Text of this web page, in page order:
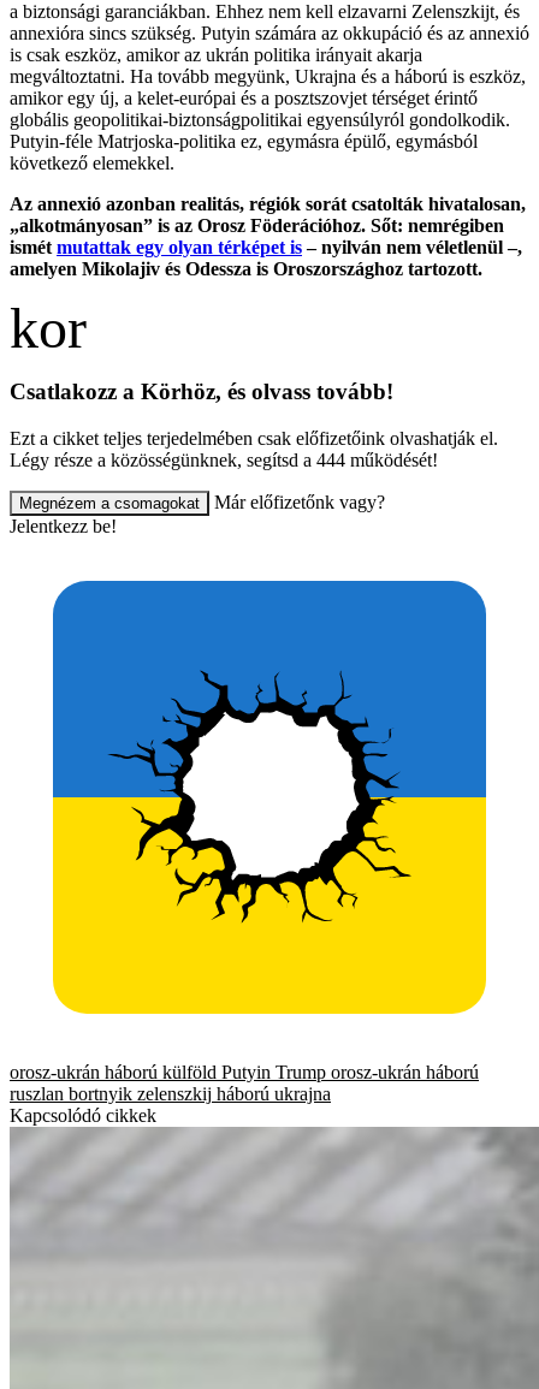
a biztonsági garanciákban. Ehhez nem kell elzavarni Zelenszkijt, és
annexióra sincs szükség. Putyin számára az okkupáció és az annexió
is csak eszköz, amikor az ukrán politika irányait akarja
megváltoztatni. Ha tovább megyünk, Ukrajna és a háború is eszköz,
amikor egy új, a kelet-európai és a posztszovjet térséget érintő
globális geopolitikai-biztonságpolitikai egyensúlyról gondolkodik.
Putyin-féle Matrjoska-politika ez, egymásra épülő, egymásból
következő elemekkel.
Az annexió azonban realitás, régiók sorát csatolták hivatalosan,
„alkotmányosan” is az Orosz Föderációhoz. Sőt: nemrégiben
ismét mutattak egy olyan térképet is– nyilván nem véletlenül –,
amelyen Mikolajiv és Odessza is Oroszországhoz tartozott.
Csatlakozz a Körhöz, és olvass tovább!
Ezt a cikket teljes terjedelmében csak előfizetőink olvashatják el.
Légy része a közösségünknek, segítsd a 444 működését!
Megnézem a csomagokat
Már előfizetőnk vagy?
Jelentkezz be!
orosz-ukrán háború külföld Putyin Trump orosz-ukrán háború
ruszlan bortnyik zelenszkij háború ukrajna
Kapcsolódó cikkek